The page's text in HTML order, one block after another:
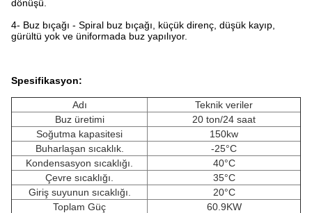
dönüşü.
4- Buz bıçağı - Spiral buz bıçağı, küçük direnç, düşük kayıp,
gürültü yok ve üniformada buz yapılıyor.
Spesifikasyon:
Adı
Teknik veriler
Buz üretimi
20 ton/24 saat
Soğutma kapasitesi
150kw
Buharlaşan sıcaklık.
-25°C
Kondensasyon sıcaklığı.
40°C
Çevre sıcaklığı.
35°C
Giriş suyunun sıcaklığı.
20°C
Toplam Güç
60.9KW